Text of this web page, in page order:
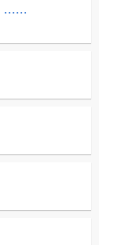
......